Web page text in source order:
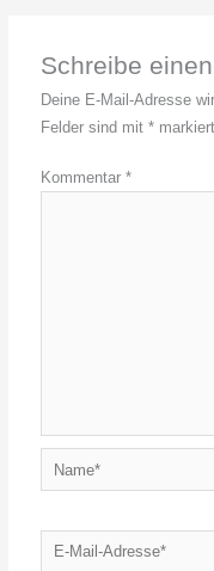
Schreibe
Deine E-Mail-Adresse
Felder sind mit* markiert
Kommentar*
Name*
E-